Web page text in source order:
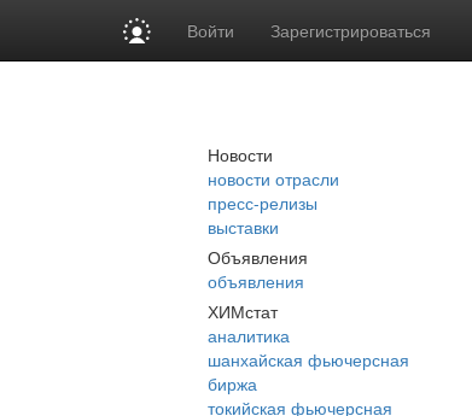
Войти Зарегистрироваться
Новости
новости отрасли
пресс-релизы
выставки
Объявления
объявления
ХИМстат
аналитика
шанхайская фьючерсная
биржа
токийская фьючерсная